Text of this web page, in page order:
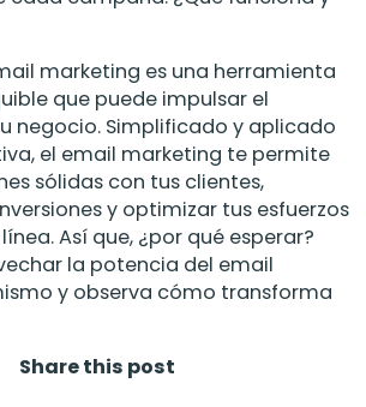
marketing es una herramienta
que puede impulsar el
negocio. Simplificado y aplicado
el email marketing te permite
sólidas con tus clientes,
y optimizar tus esfuerzos
Así que, ¿por qué esperar?
la potencia del email
y observa cómo transforma
Share this post